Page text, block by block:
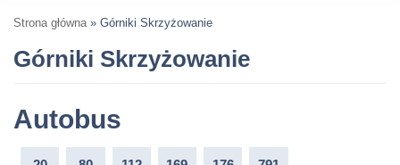
Strona główna » Górniki Skrzyżowanie
Górniki Skrzyżowanie
Autobus